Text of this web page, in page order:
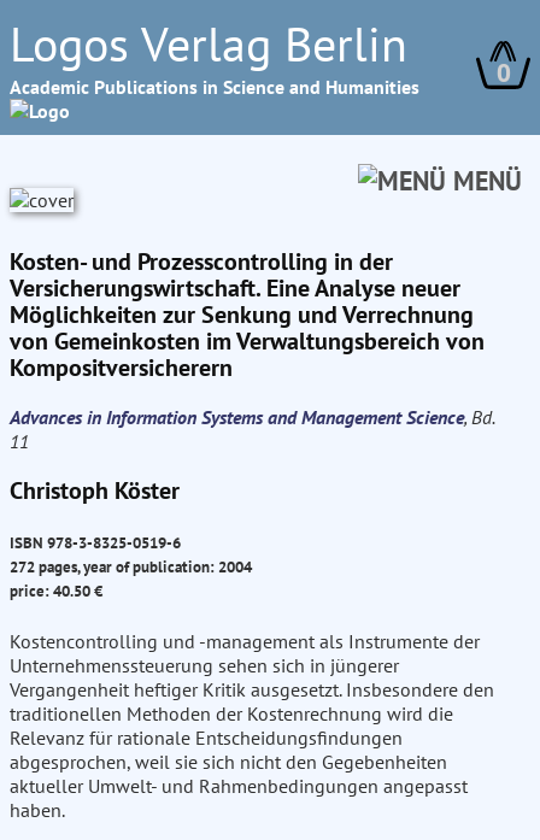
Logos Verlag Berlin
Academic Publications in Science and Humanities 0
MENÜ
Kosten- und Prozesscontrolling in der
Versicherungswirtschaft. Eine Analyse neuer
Möglichkeiten zur Senkung und Verrechnung
von Gemeinkosten im Verwaltungsbereich von
Kompositversicherern
Advances in Information Systems and Management Science, Bd.
11
Christoph Köster
ISBN 978-3-8325-0519-6
272 pages, year of publication: 2004
price: 40.50 €
Kostencontrolling und -management als Instrumente der
Unternehmenssteuerung sehen sich in jüngerer
Vergangenheit heftiger Kritik ausgesetzt. Insbesondere den
traditionellen Methoden der Kostenrechnung wird die
Relevanz für rationale Entscheidungsfindungen
abgesprochen, weil sie sich nicht den Gegebenheiten
aktueller Umwelt- und Rahmenbedingungen angepasst
haben.